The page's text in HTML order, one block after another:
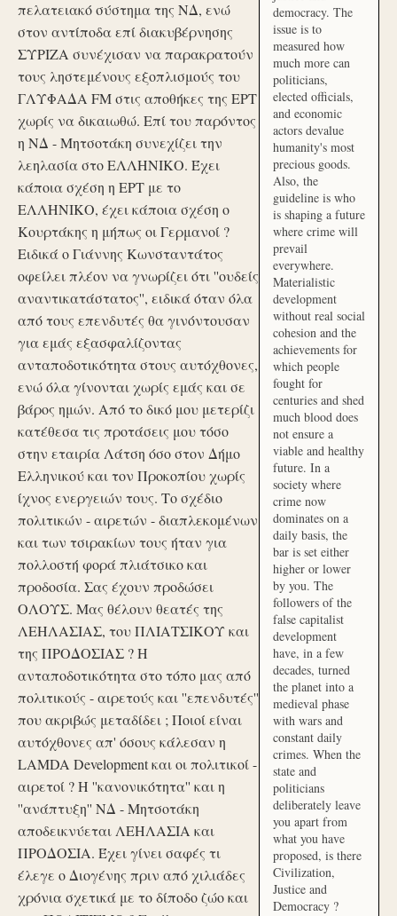
πελατειακό σύστημα της ΝΔ, ενώ
στον αντίποδα επί διακυβέρνησης
ΣΥΡΙΖΑ συνέχισαν να παρακρατούν
τους ληστεμένους εξοπλισμούς του
ΓΛΥΦΑΔΑ FM στις αποθήκες της ΕΡΤ
χωρίς να δικαιωθώ. Επί του παρόντος
η ΝΔ - Μητσοτάκη συνεχίζει την
λεηλασία στο ΕΛΛΗΝΙΚΟ. Έχει
κάποια σχέση η ΕΡΤ με το
ΕΛΛΗΝΙΚΟ, έχει κάποια σχέση ο
Κουρτάκης η μήπως οι Γερμανοί ?
Ειδικά ο Γιάννης Κωνσταντάτος
οφείλει πλέον να γνωρίζει ότι ''ουδείς
αναντικατάστατος'', ειδικά όταν όλα
από τους επενδυτές θα γινόντουσαν
για εμάς εξασφαλίζοντας
ανταποδοτικότητα στους αυτόχθονες,
ενώ όλα γίνονται χωρίς εμάς και σε
βάρος ημών. Από το δικό μου μετερίζι
κατέθεσα τις προτάσεις μου τόσο
στην εταιρία Λάτση όσο στον Δήμο
Ελληνικού και τον Προκοπίου χωρίς
ίχνος ενεργειών τους. Το σχέδιο
πολιτικών - αιρετών - διαπλεκομένων
και των τσιρακίων τους ήταν για
πολλοστή φορά πλιάτσικο και
προδοσία. Σας έχουν προδώσει
ΟΛΟΥΣ. Μας θέλουν θεατές της
ΛΕΗΛΑΣΙΑΣ, του ΠΛΙΑΤΣΙΚΟΥ και
της ΠΡΟΔΟΣΙΑΣ ? Η
ανταποδοτικότητα στο τόπο μας από
πολιτικούς - αιρετούς και ''επενδυτές''
που ακριβώς μεταδίδει ; Ποιοί είναι
αυτόχθονες απ' όσους κάλεσαν η
LAMDA Development και οι πολιτικοί -
αιρετοί ? Η ''κανονικότητα'' και η
''ανάπτυξη'' ΝΔ - Μητσοτάκη
αποδεικνύεται ΛΕΗΛΑΣΙΑ και
ΠΡΟΔΟΣΙΑ. Έχει γίνει σαφές τι
έλεγε ο Διογένης πριν από χιλιάδες
χρόνια σχετικά με το δίποδο ζώο και
democracy. The
issue is to
measured how
much more can
politicians,
elected officials,
and economic
actors devalue
humanity's most
precious goods.
Also, the
guideline is who
is shaping a future
where crime will
prevail
everywhere.
Materialistic
development
without real social
cohesion and the
achievements for
which people
fought for
centuries and shed
much blood does
not ensure a
viable and healthy
future. In a
society where
crime now
dominates on a
daily basis, the
bar is set either
higher or lower
by you. The
followers of the
false capitalist
development
have, in a few
decades, turned
the planet into a
medieval phase
with wars and
constant daily
crimes. When the
state and
politicians
deliberately leave
you apart from
what you have
proposed, is there
Civilization,
Justice and
Democracy ?